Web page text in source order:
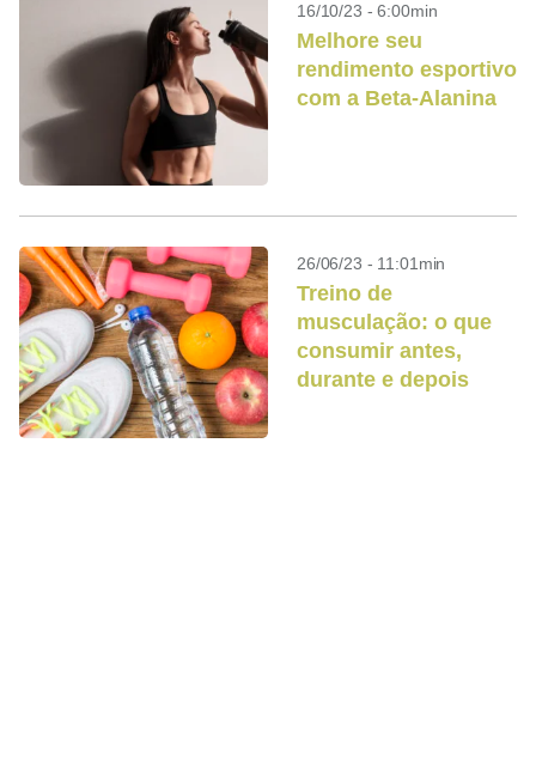
16/10/23 - 6:00min
Melhore seu
rendimento esportivo
com a Beta-Alanina
26/06/23 - 11:01min
Treino de
musculação: o que
consumir antes,
durante e depois